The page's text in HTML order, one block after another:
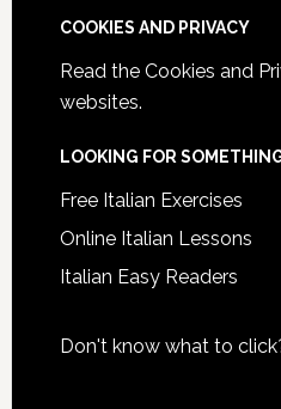
COOKIES AND PRIVACY
Read the Cookies and
websites.
LOOKING FOR
Free Italian Exercises
Online Italian Lessons
Italian Easy Readers
Don't know what to